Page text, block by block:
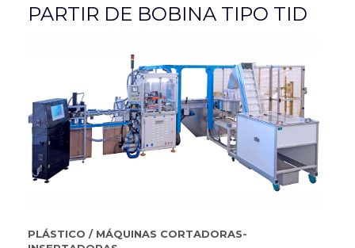
PARTIR DE BOBINA TIPO TID
PLÁSTICO / MÁQUINAS CORTADORAS-